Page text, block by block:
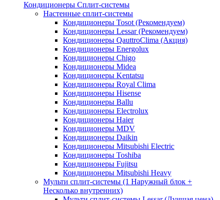
Кондиционеры Сплит-системы
Настенные сплит-системы
Кондиционеры Tosot (Рекомендуем)
Кондиционеры Lessar (Рекомендуем)
Кондиционеры QauttroClima (Акция)
Кондиционеры Energolux
Кондиционеры Chigo
Кондиционеры Midea
Кондиционеры Kentatsu
Кондиционеры Royal Clima
Кондиционеры Hisense
Кондиционеры Ballu
Кондиционеры Electrolux
Кондиционеры Haier
Кондиционеры MDV
Кондиционеры Daikin
Кондиционеры Mitsubishi Electric
Кондиционеры Toshiba
Кондиционеры Fujitsu
Кондиционеры Mitsubishi Heavy
Мульти сплит-системы (1 Наружный блок +
Несколько внутренних)